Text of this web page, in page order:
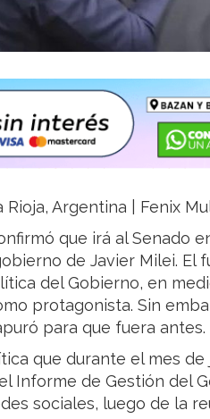
Rioja, Argentina | Fenix
que irá al Senado
de Javier Milei. El
del Gobierno, en
protagonista. Sin
para que fuera antes.
que durante el mes de
Informe de Gestión del
sociales, luego de la